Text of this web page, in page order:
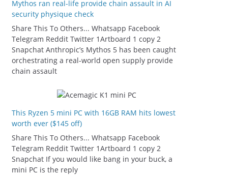
Mythos ran real-life provide chain assault in AI
security physique check
Share This To Others... Whatsapp Facebook
Telegram Reddit Twitter 1Artboard 1 copy 2
Snapchat Anthropic’s Mythos 5 has been caught
orchestrating a real-world open supply provide
chain assault
This Ryzen 5 mini PC with 16GB RAM hits lowest
worth ever ($145 off)
Share This To Others... Whatsapp Facebook
Telegram Reddit Twitter 1Artboard 1 copy 2
Snapchat If you would like bang in your buck, a
mini PC is the reply